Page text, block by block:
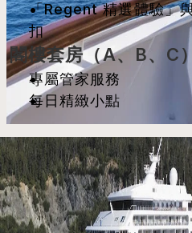
「Regent 精選體驗」
扣
閣樓套房（A、B、C
專屬管家服務
每日精緻小點